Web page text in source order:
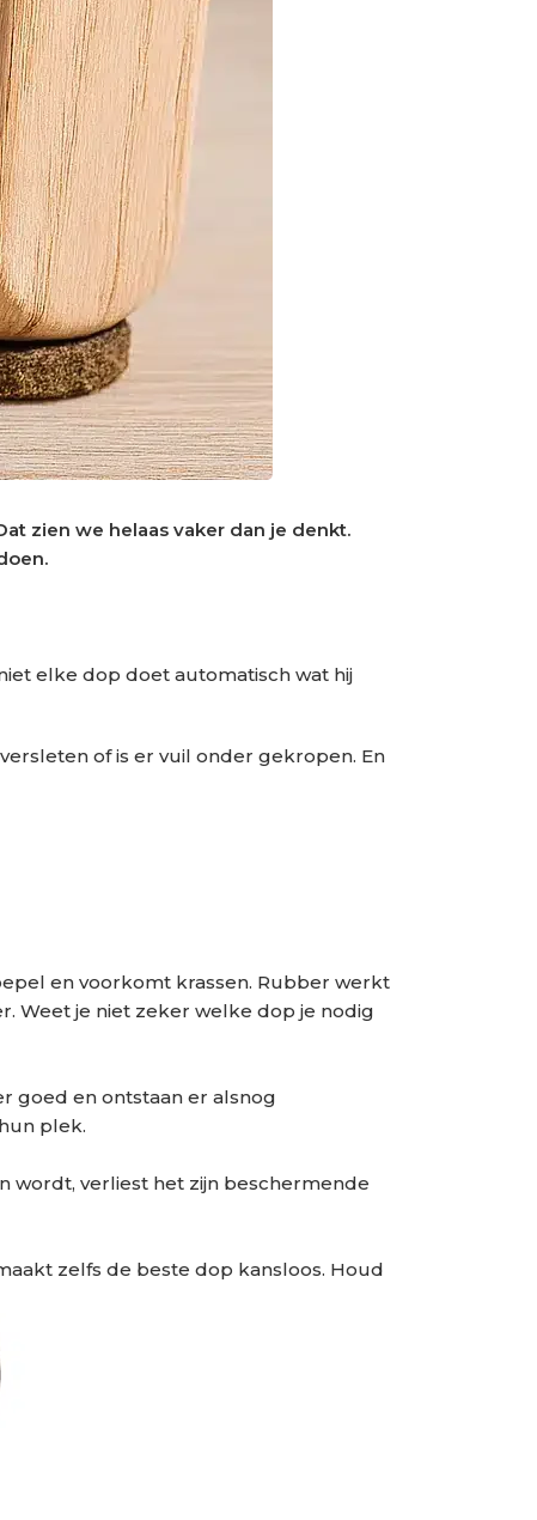
zien we helaas vaker dan je denkt.
elke dop doet automatisch wat hij
of is er vuil onder gekropen. En
en voorkomt krassen. Rubber werkt
Weet je niet zeker welke dop je nodig
goed en ontstaan er alsnog
plek.
wordt, verliest het zijn beschermende
zelfs de beste dop kansloos. Houd